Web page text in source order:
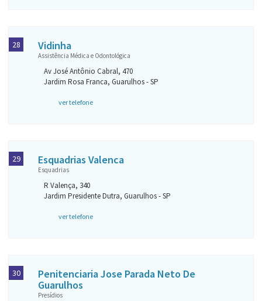
Vidinha
Assistência Médica e Odontológica
Av José Antônio Cabral, 470
Jardim Rosa Franca, Guarulhos - SP
ver telefone
28
Esquadrias Valenca
Esquadrias
R Valença, 340
Jardim Presidente Dutra, Guarulhos - SP
ver telefone
29
Penitenciaria Jose Parada Neto De
Guarulhos
Presídios
30